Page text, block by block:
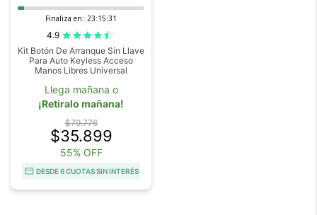
Finaliza en: 23:15:31
4.9
Kit Botón De Arranque Sin Llave
Para Auto Keyless Acceso
Manos Libres Universal
Llega mañana o
¡Retiralo mañana!
$79.776
$35.899
55% OFF
DESDE 6 CUOTAS SIN INTERÉS